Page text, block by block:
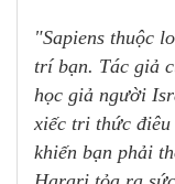
"Sapiens thuộc
trí bạn. Tác giả
học giả người
xiếc tri thức
khiến bạn phải